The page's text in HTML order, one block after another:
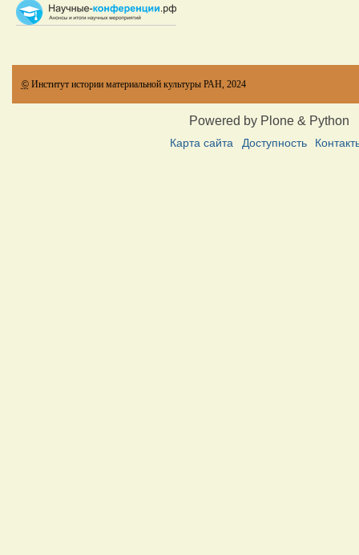
© Институт истории материальной культуры РАН, 2024
Powered by Plone & Python
Карта сайта Доступность